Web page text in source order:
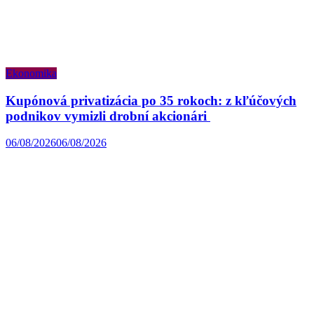
Ekonomika
Kupónová privatizácia po 35 rokoch: z kľúčových
podnikov vymizli drobní akcionári
06/08/202606/08/2026